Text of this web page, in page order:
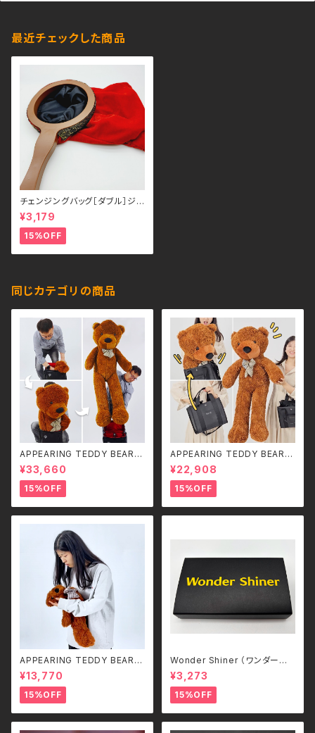
最近チェックした商品
チェンジングバッグ［ダブル］ジッ
パー付き
¥3,179
15%OFF
同じカテゴリの商品
APPEARING TEDDY BEAR
（LARGE）
¥33,660
15%OFF
APPEARING TEDDY BEAR
（MEDIUM）
¥22,908
15%OFF
APPEARING TEDDY BEAR
（SMALL）
¥13,770
15%OFF
Wonder Shiner （ワンダーシャ
イナー）
¥3,273
15%OFF